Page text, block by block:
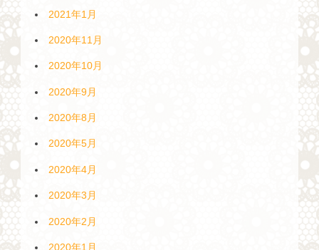
2021年1月
2020年11月
2020年10月
2020年9月
2020年8月
2020年5月
2020年4月
2020年3月
2020年2月
2020年1月